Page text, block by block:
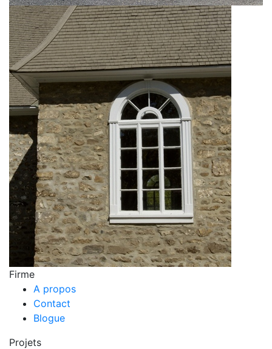
Firme
A propos
Contact
Blogue
Projets